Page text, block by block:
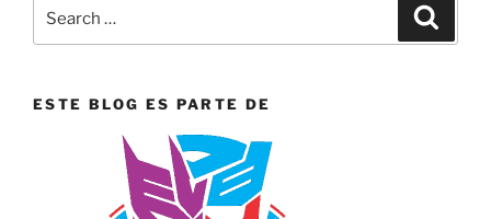
ESTE BLOG ES PARTE DE